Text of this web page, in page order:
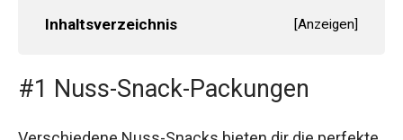
Inhaltsverzeichnis [Anzeigen]
#1 Nuss-Snack-Packungen